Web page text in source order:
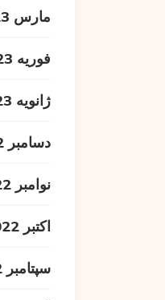
مارس 2023
فوریه 2023
ژانویه 2023
دسامبر 2022
نوامبر 2022
اکتبر 2022
سپتامبر 2022